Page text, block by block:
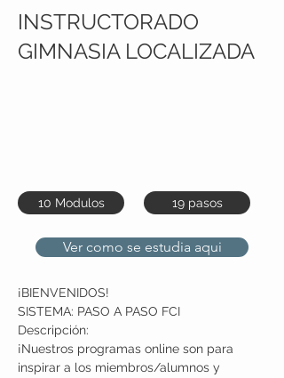
INSTRUCTORADO
GIMNASIA LOCALIZADA
10 Modulos 19 pasos
Ver como se estudia aqui
¡BIENVENIDOS!
SISTEMA: PASO A PASO FCI
Descripción:
¡Nuestros programas online son para
inspirar a los miembros/alumnos y